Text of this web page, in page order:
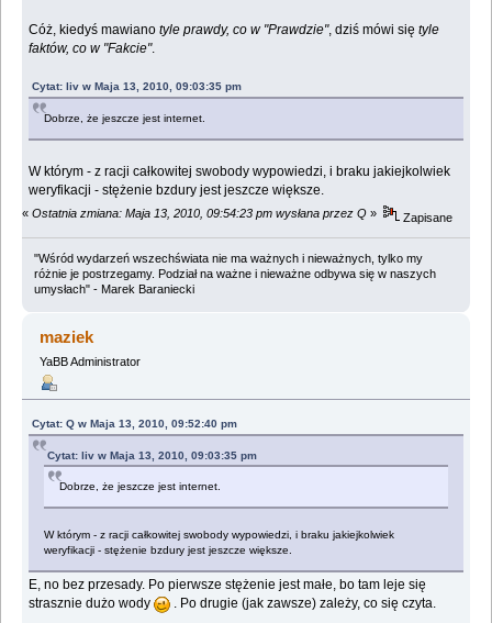
Cóż, kiedyś mawianotyle prawdy, co w "Prawdzie", dziś mówi siętyle
faktów, co w "Fakcie".
Cytat: liv w Maja 13, 2010, 09:03:35 pm
Dobrze, że jeszcze jest internet.
W którym - z racji całkowitej swobody wypowiedzi, i braku jakiejkolwiek
weryfikacji - stężenie bzdury jest jeszcze większe.
« Ostatnia zmiana: Maja 13, 2010, 09:54:23 pm wysłana przez Q » Zapisane
"Wśród wydarzeń wszechświata nie ma ważnych i nieważnych, tylko my
różnie je postrzegamy. Podział na ważne i nieważne odbywa się w naszych
umysłach" - Marek Baraniecki
maziek
YaBB Administrator
Cytat: Q w Maja 13, 2010, 09:52:40 pm
Cytat: liv w Maja 13, 2010, 09:03:35 pm
Dobrze, że jeszcze jest internet.
W którym - z racji całkowitej swobody wypowiedzi, i braku jakiejkolwiek
weryfikacji - stężenie bzdury jest jeszcze większe.
E, no bez przesady. Po pierwsze stężenie jest małe, bo tam leje się
strasznie dużo wody
. Po drugie (jak zawsze) zależy, co się czyta.